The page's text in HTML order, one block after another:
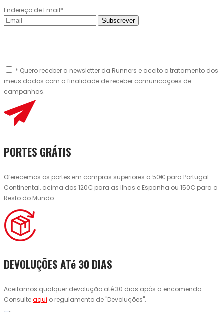
Endereço de Email*:
Subscrever
* Quero receber a newsletter da Runners e aceito o tratamento dos
meus dados com a finalidade de receber comunicações de
campanhas.
PORTES GRÁTIS
Oferecemos os portes em compras superiores a 50€ para Portugal
Continental, acima dos 120€ para as Ilhas e Espanha ou 150€ para o
Resto do Mundo.
DEVOLUÇÕES ATé 30 DIAS
Aceitamos qualquer devolução até 30 dias após a encomenda.
Consulteaqui o regulamento de "Devoluções".